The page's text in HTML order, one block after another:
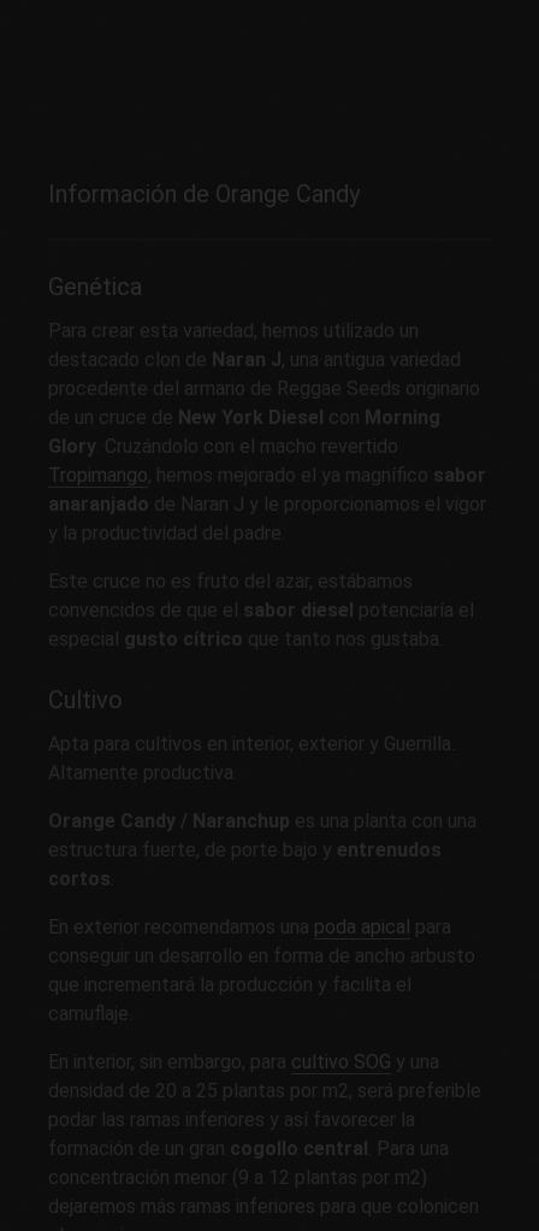
Información de Orange Candy
Genética
Para crear esta variedad, hemos utilizado un
destacado clon de Naran J, una antigua variedad
procedente del armario de Reggae Seeds originario
de un cruce de New York Diesel con Morning
Glory. Cruzándolo con el macho revertido
Tropimango, hemos mejorado el ya magnífico sabor
anaranjado de Naran J y le proporcionamos el vigor
y la productividad del padre.
Este cruce no es fruto del azar, estábamos
convencidos de que el sabor diesel potenciaría el
especial gusto cítrico que tanto nos gustaba.
Cultivo
Apta para cultivos en interior, exterior y Guerrilla.
Altamente productiva.
Orange Candy / Naranchup es una planta con una
estructura fuerte, de porte bajo y entrenudos
cortos.
En exterior recomendamos una poda apical para
conseguir un desarrollo en forma de ancho arbusto
que incrementará la producción y facilita el
camuflaje.
En interior, sin embargo, para cultivo SOG y una
densidad de 20 a 25 plantas por m2, será preferible
podar las ramas inferiores y así favorecer la
formación de un gran cogollo central. Para una
concentración menor (9 a 12 plantas por m2)
dejaremos más ramas inferiores para que colonicen